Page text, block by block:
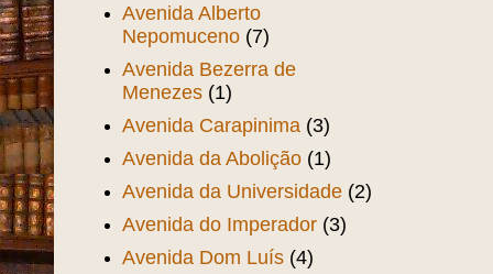
Avenida Alberto
Nepomuceno (7)
Avenida Bezerra de
Menezes (1)
Avenida Carapinima (3)
Avenida da Abolição (1)
Avenida da Universidade (2)
Avenida do Imperador (3)
Avenida Dom Luís (4)